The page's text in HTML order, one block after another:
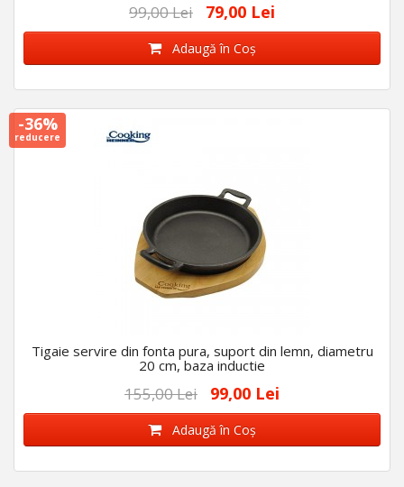
99,00 Lei 79,00 Lei
Adaugă în Coş
-36%
reducere
Tigaie servire din fonta pura, suport din lemn, diametru
20 cm, baza inductie
155,00 Lei 99,00 Lei
Adaugă în Coş